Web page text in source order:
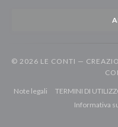
© 2026 LE CONTI —
Note legali ((apre una nuova
TERMINI DI
Informativa